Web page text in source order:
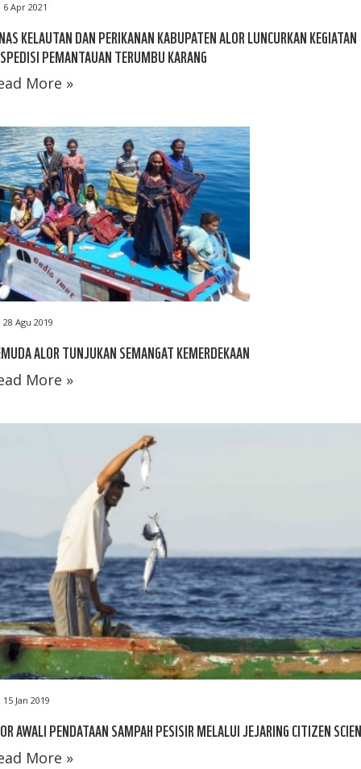
6 Apr 2021
KELAUTAN DAN PERIKANAN KABUPATEN ALOR LUNCURKAN KEGIATAN
PEMANTAUAN TERUMBU KARANG
More »
28 Agu 2019
ALOR TUNJUKAN SEMANGAT KEMERDEKAAN
More »
15 Jan 2019
AWALI PENDATAAN SAMPAH PESISIR MELALUI JEJARING CITIZEN
More »